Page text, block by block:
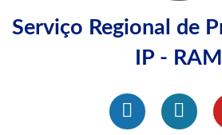
Serviço Regional de
IP - RAM